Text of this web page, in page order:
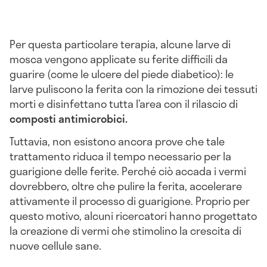
Per questa particolare terapia, alcune larve di
mosca vengono applicate su ferite difficili da
guarire (come le ulcere del piede diabetico): le
larve puliscono la ferita con la rimozione dei tessuti
morti e disinfettano tutta l’area con il rilascio di
composti antimicrobici.
Tuttavia, non esistono ancora prove che tale
trattamento riduca il tempo necessario per la
guarigione delle ferite. Perché ciò accada i vermi
dovrebbero, oltre che pulire la ferita, accelerare
attivamente il processo di guarigione. Proprio per
questo motivo, alcuni ricercatori hanno progettato
la creazione di vermi che stimolino la crescita di
nuove cellule sane.